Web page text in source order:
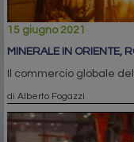
15 giugno 2021
MINERALE IN ORIENTE,
Il commercio globale
di Alberto Fogazzi